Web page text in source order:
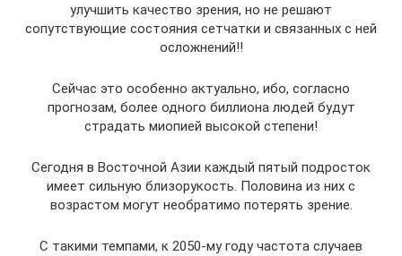
улучшить качество зрения, но не решают
сопутствующие состояния сетчатки и связанных с ней
осложнений!!
Сейчас это особенно актуально, ибо, согласно
прогнозам, более одного биллиона людей будут
страдать миопией высокой степени!
Сегодня в Восточной Азии каждый пятый подросток
имеет сильную близорукость. Половина из них с
возрастом могут необратимо потерять зрение.
С такими темпами, к 2050-му году частота случаев